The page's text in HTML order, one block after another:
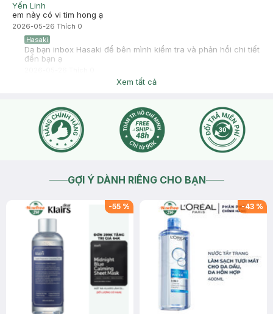
Yến Linh
em này có vi tim hong ạ
2026-05-26 Thích 0
Hasaki
Dạ bạn inbox Hasaki để bên mình kiểm tra và phản hồi chi tiết
đến bạn ạ
Xem tất cả
GỢI Ý DÀNH RIÊNG CHO BẠN
-55 % -43 %